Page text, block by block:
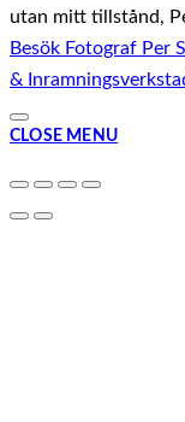
utan mitt tillstånd,
Besök Fotograf Per
&
CLOSE MENU